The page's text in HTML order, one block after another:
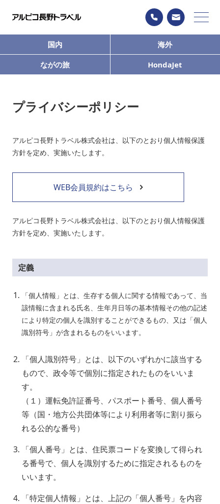
国内 海外
ながの旅 HondaJet
プライバシーポリシー
アルピコ長野トラベル株式会社は、以下のとおり個人情報保護
方針を定め、実施いたします。
WEB会員規約はこちら
アルピコ長野トラベル株式会社は、以下のとおり個人情報保護
方針を定め、実施いたします。
定義
「個人情報」とは、生存する個人に関する情報であって、当
該情報に含まれる氏名、生年月日等の基本情報その他の記述
により特定の個人を識別することができるもの、又は「個人
識別符号」が含まれるものをいいます。
「個人識別符号」とは、以下のいずれかに該当する
もので、政令等で個別に指定されたものをいいま
す。
（１）運転免許証番号、パスポート番号、個人番号
等（国・地方公共団体等により利用者等に割り振ら
れる公的な番号）
「個人番号」とは、住民票コードを変換して得られ
る番号で、個人を識別するために指定されるものを
いいます。
「特定個人情報」とは、上記の「個人番号」を内容